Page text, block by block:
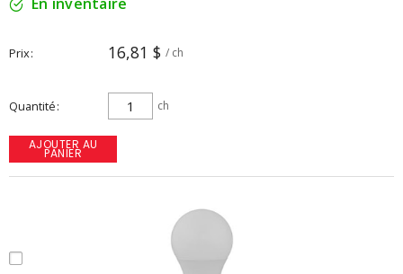
Prix 16,81 $ / ch
Quantité ch
AJOUTER AU
PANIER